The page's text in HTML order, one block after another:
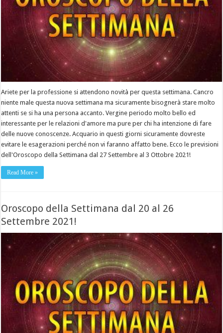
Ariete per la professione si attendono novità per questa settimana. Cancro
niente male questa nuova settimana ma sicuramente bisognerà stare molto
attenti se si ha una persona accanto. Vergine periodo molto bello ed
interessante per le relazioni d'amore ma pure per chi ha intenzione di fare
delle nuove conoscenze. Acquario in questi giorni sicuramente dovreste
evitare le esagerazioni perché non vi faranno affatto bene. Ecco le previsioni
dell'Oroscopo della Settimana dal 27 Settembre al 3 Ottobre 2021!
Read More »
Oroscopo della Settimana dal 20 al 26
Settembre 2021!